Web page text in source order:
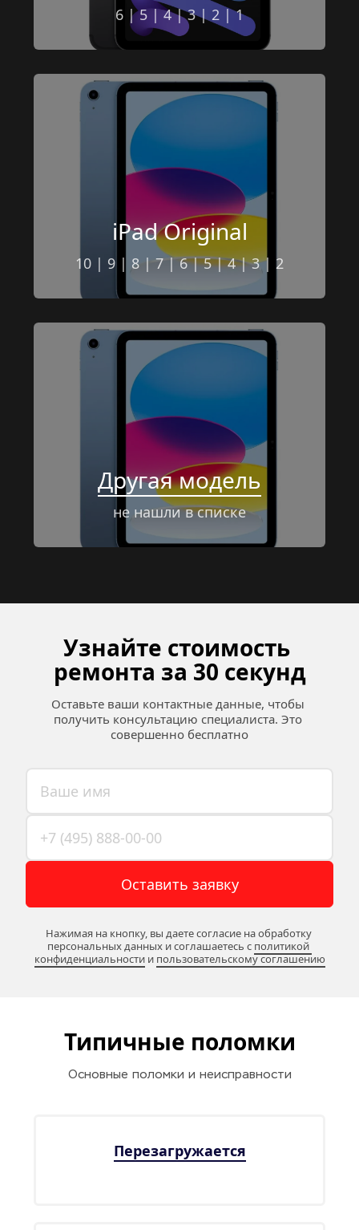
6 | 5 | 4 | 3 | 2 | 1
iPad Original
10 | 9 | 8 | 7 | 6 | 5 | 4 | 3 | 2
Другая модель
не нашли в списке
Узнайте стоимость
ремонта за 30 секунд
Оставьте ваши контактные данные, чтобы
получить консультацию специалиста. Это
совершенно бесплатно
Оставить заявку
Нажимая на кнопку, вы даете согласие на обработку
персональных данных и соглашаетесь c политикой
конфиденциальности и пользовательскому соглашению
Типичные поломки
Основные поломки и неисправности
Перезагружается